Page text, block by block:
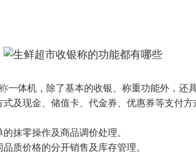
一体机，除了基本的收银、称重功能外，还
现金、储值卡、代金券、优惠券等支付方
零操作及商品调价处理。
价格的分开销售及库存管理。